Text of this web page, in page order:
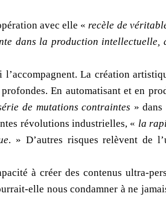
avec elle «recèle de
dans la production intellectuelle,
La création
En automatisant et en
de mutations contraintes » dans
révolutions industrielles, « la
. » D’autres risques relèvent de
à créer des contenus ultra-
elle nous condamner à ne